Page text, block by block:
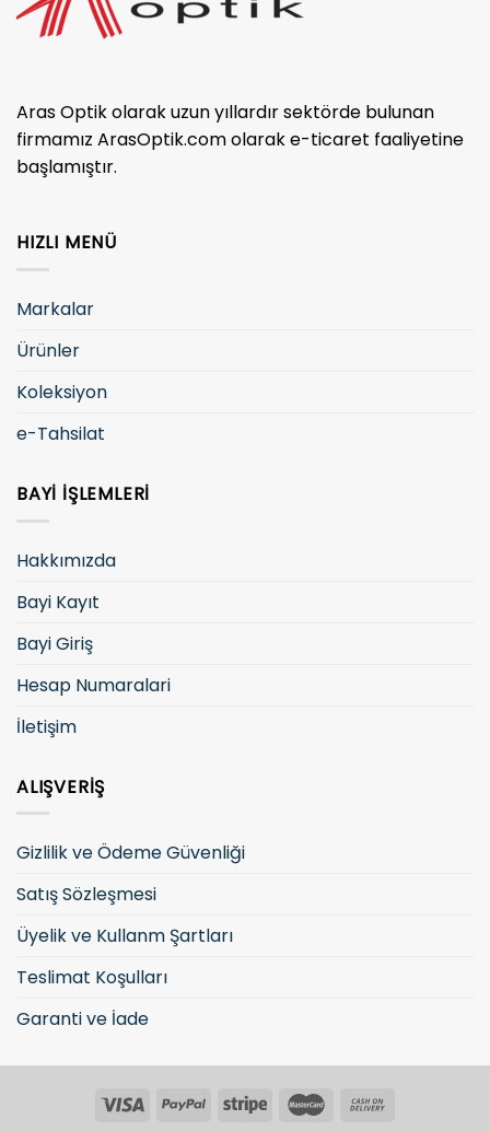
Aras Optik olarak uzun yıllardır sektörde bulunan
firmamız ArasOptik.com olarak e-ticaret faaliyetine
başlamıştır.
HIZLI MENÜ
Markalar
Ürünler
Koleksiyon
e-Tahsilat
BAYI İŞLEMLERI
Hakkımızda
Bayi Kayıt
Bayi Giriş
Hesap Numaralari
İletişim
ALIŞVERIŞ
Gizlilik ve Ödeme Güvenliği
Satış Sözleşmesi
Üyelik ve Kullanm Şartları
Teslimat Koşulları
Garanti ve İade